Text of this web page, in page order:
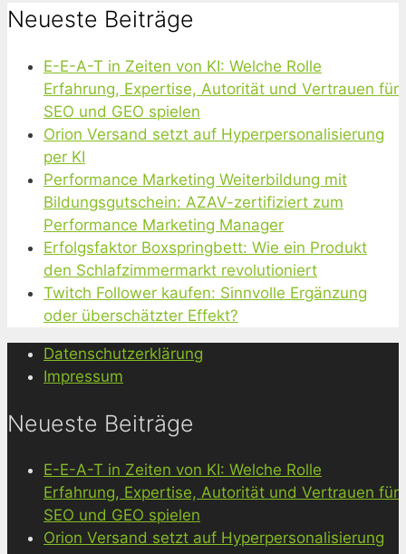
Neueste Beiträge
E-E-A-T in Zeiten von KI: Welche Rolle
Erfahrung, Expertise, Autorität und Vertrauen für
SEO und GEO spielen
Orion Versand setzt auf Hyperpersonalisierung
per KI
Performance Marketing Weiterbildung mit
Bildungsgutschein: AZAV-zertifiziert zum
Performance Marketing Manager
Erfolgsfaktor Boxspringbett: Wie ein Produkt
den Schlafzimmermarkt revolutioniert
Twitch Follower kaufen: Sinnvolle Ergänzung
oder überschätzter Effekt?
Datenschutzerklärung
Impressum
Neueste Beiträge
E-E-A-T in Zeiten von KI: Welche Rolle
Erfahrung, Expertise, Autorität und Vertrauen für
SEO und GEO spielen
Orion Versand setzt auf Hyperpersonalisierung